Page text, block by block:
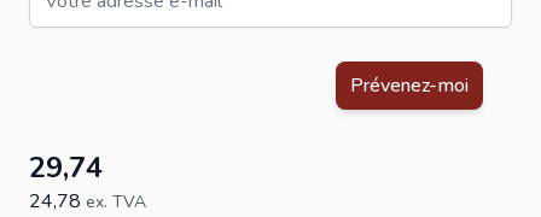
Ce formulaire est protégé par reCAPTCHA - laPolitique de
Prévenez-moi
29,74
24,78 ex. TVA